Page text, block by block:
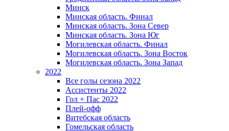
Минск
Минская область. Финал
Минская область. Зона Север
Минская область. Зона Юг
Могилевская область. Финал
Могилевская область. Зона Восток
Могилевская область. Зона Запад
2022
Все голы сезона 2022
Ассистенты 2022
Гол + Пас 2022
Плей-офф
Витебская область
Гомельская область